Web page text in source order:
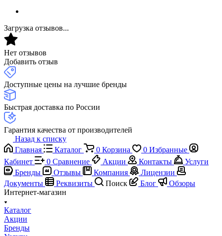
Загрузка отзывов...
Нет отзывов
Добавить отзыв
Доступные цены на лучшие бренды
Быстрая доставка по России
Гарантия качества от производителей
Назад к списку
Главная
Каталог 0 Корзина 0 Избранные
Кабинет
0 Сравнение Акции Контакты
Услуги
Бренды
Отзывы Компания
Лицензии
Документы
Реквизиты Поиск Блог
Обзоры
Интернет-магазин
Каталог
Акции
Бренды